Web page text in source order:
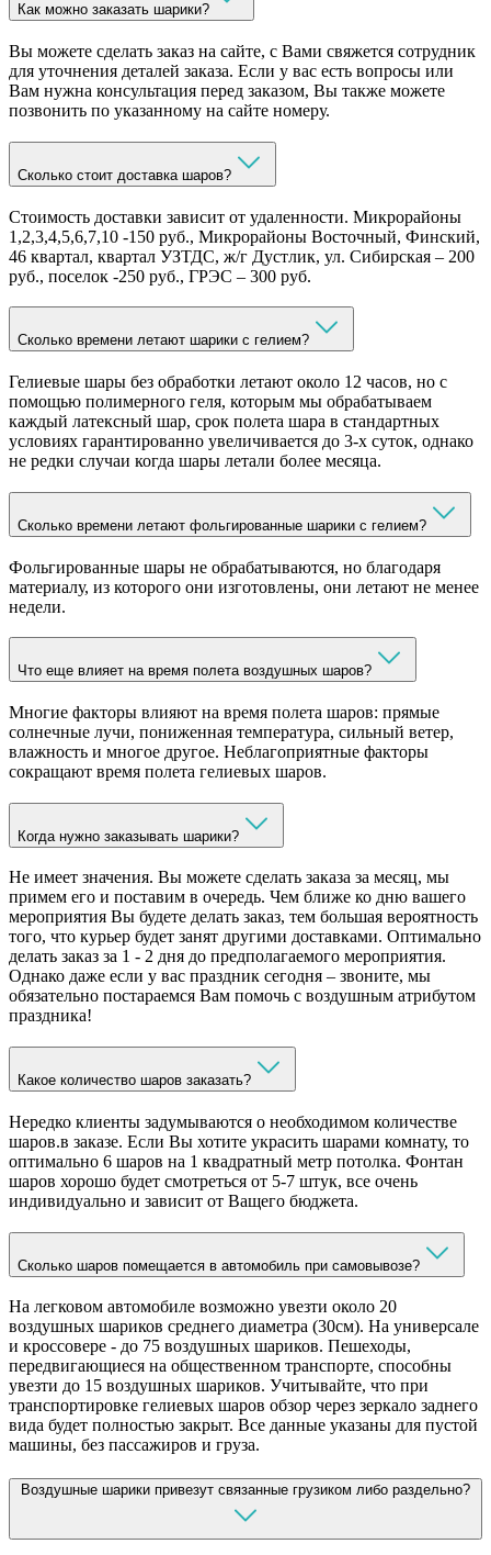
Как можно заказать шарики?
Вы можете сделать заказ на сайте, с Вами свяжется сотрудник
для уточнения деталей заказа. Если у вас есть вопросы или
Вам нужна консультация перед заказом, Вы также можете
позвонить по указанному на сайте номеру.
Сколько стоит доставка шаров?
Стоимость доставки зависит от удаленности. Микрорайоны
1,2,3,4,5,6,7,10 -150 руб., Микрорайоны Восточный, Финский,
46 квартал, квартал УЗТДС, ж/г Дустлик, ул. Сибирская – 200
руб., поселок -250 руб., ГРЭС – 300 руб.
Сколько времени летают шарики с гелием?
Гелиевые шары без обработки летают около 12 часов, но с
помощью полимерного геля, которым мы обрабатываем
каждый латексный шар, срок полета шара в стандартных
условиях гарантированно увеличивается до 3-х суток, однако
не редки случаи когда шары летали более месяца.
Сколько времени летают фольгированные шарики с гелием?
Фольгированные шары не обрабатываются, но благодаря
материалу, из которого они изготовлены, они летают не менее
недели.
Что еще влияет на время полета воздушных шаров?
Многие факторы влияют на время полета шаров: прямые
солнечные лучи, пониженная температура, сильный ветер,
влажность и многое другое. Неблагоприятные факторы
сокращают время полета гелиевых шаров.
Когда нужно заказывать шарики?
Не имеет значения. Вы можете сделать заказа за месяц, мы
примем его и поставим в очередь. Чем ближе ко дню вашего
мероприятия Вы будете делать заказ, тем большая вероятность
того, что курьер будет занят другими доставками. Оптимально
делать заказ за 1 - 2 дня до предполагаемого мероприятия.
Однако даже если у вас праздник сегодня – звоните, мы
обязательно постараемся Вам помочь с воздушным атрибутом
праздника!
Какое количество шаров заказать?
Нередко клиенты задумываются о необходимом количестве
шаров.в заказе. Если Вы хотите украсить шарами комнату, то
оптимально 6 шаров на 1 квадратный метр потолка. Фонтан
шаров хорошо будет смотреться от 5-7 штук, все очень
индивидуально и зависит от Ващего бюджета.
Сколько шаров помещается в автомобиль при самовывозе?
На легковом автомобиле возможно увезти около 20
воздушных шариков среднего диаметра (30см). На универсале
и кроссовере - до 75 воздушных шариков. Пешеходы,
передвигающиеся на общественном транспорте, способны
увезти до 15 воздушных шариков. Учитывайте, что при
транспортировке гелиевых шаров обзор через зеркало заднего
вида будет полностью закрыт. Все данные указаны для пустой
машины, без пассажиров и груза.
Воздушные шарики привезут связанные грузиком либо раздельно?